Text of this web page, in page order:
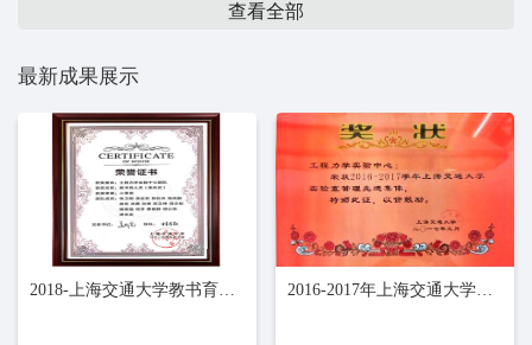
查看全部
最新成果展示